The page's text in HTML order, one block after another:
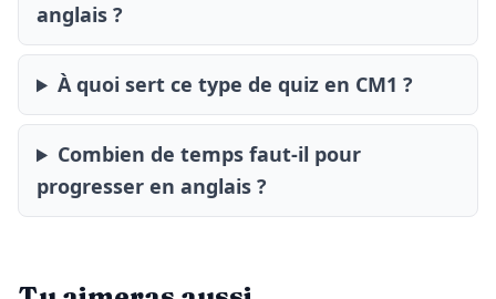
anglais ?
À quoi sert ce type de quiz en CM1 ?
Combien de temps faut-il pour
progresser en anglais ?